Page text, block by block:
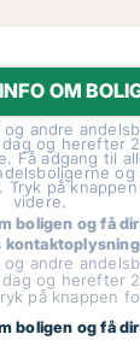
OM
andre
og herefter
Få adgang til
Tryk på
videre.
boligen og få
andre
og herefter
på knappen
boligen og få